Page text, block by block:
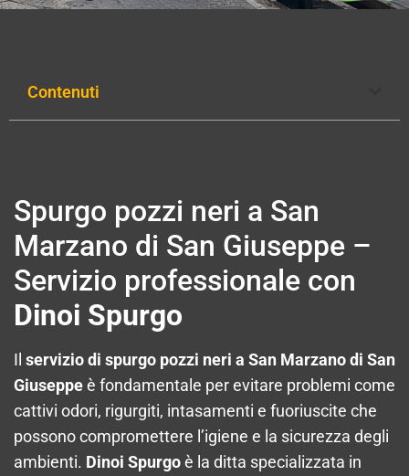
Contenuti
Spurgo pozzi neri a San
Marzano di San Giuseppe –
Servizio professionale con
Dinoi Spurgo
Il servizio di spurgo pozzi neri a San Marzano di San
Giuseppeè fondamentale per evitare problemi come
cattivi odori, rigurgiti, intasamenti e fuoriuscite che
possono compromettere l’igiene e la sicurezza degli
ambienti. Dinoi Spurgoè la ditta specializzata in